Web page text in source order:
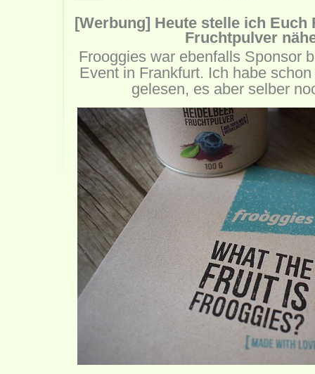
[Werbung] Heute stelle ich Euch
Fruchtpulver
Frooggies war ebenfalls Sponsor
Event in Frankfurt. Ich habe
gelesen, es aber selber